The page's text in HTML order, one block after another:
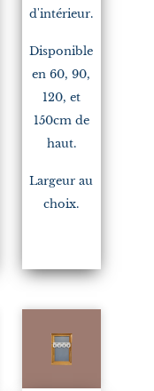
d'intérieur.
Disponible
en 60, 90,
120, et
150cm de
haut.
Largeur au
choix.